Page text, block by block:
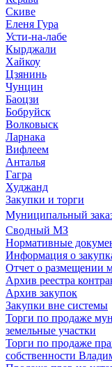
Скиве
Еленя Гура
Усти-на-лабе
Кырджали
Хайкоу
Цзянинь
Чунцин
Баоцзи
Бобруйск
Волковыск
Ларнака
Вифлеем
Анталья
Гагра
Худжанд
Закупки и торги
Муниципальный
Сводный МЗ
Нормативные
Информация о
Отчет о размещении
Архив реестра
Архив закупок
Закупки вне системы
Торги по продаже
земельные участки
Торги по продаже
собственности